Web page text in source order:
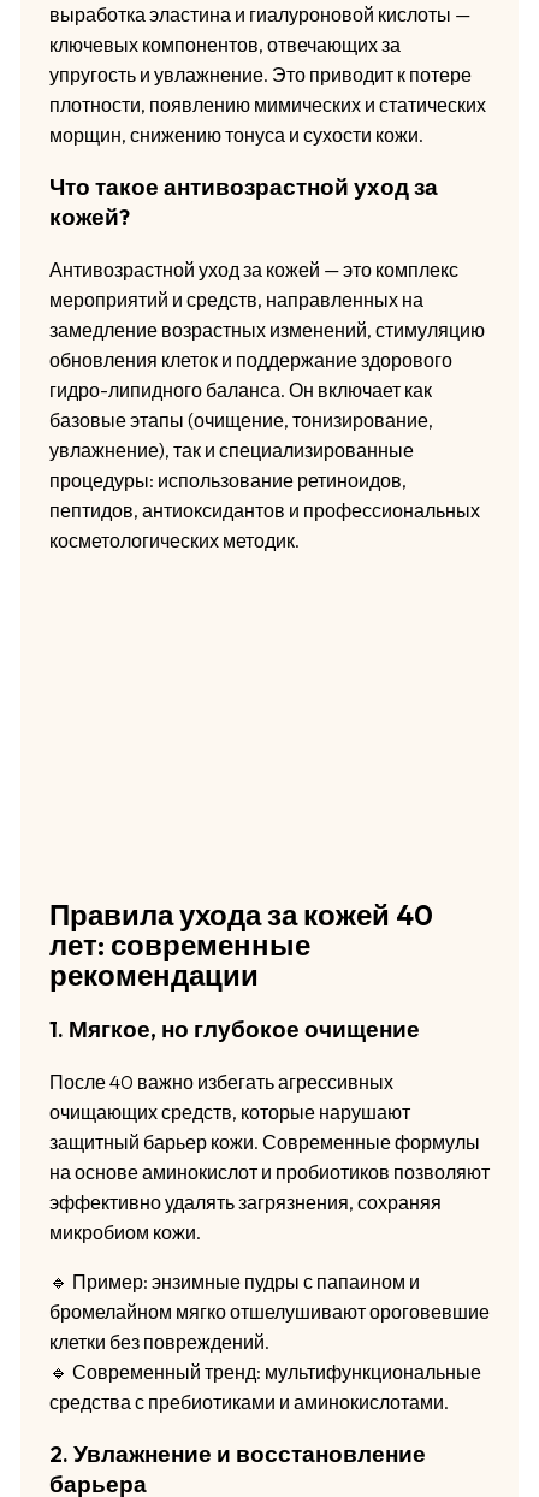
выработка эластина и гиалуроновой кислоты —
ключевых компонентов, отвечающих за
упругость и увлажнение. Это приводит к потере
плотности, появлению мимических и статических
морщин, снижению тонуса и сухости кожи.
Что такое антивозрастной уход за
кожей?
Антивозрастной уход за кожей — это комплекс
мероприятий и средств, направленных на
замедление возрастных изменений, стимуляцию
обновления клеток и поддержание здорового
гидро-липидного баланса. Он включает как
базовые этапы (очищение, тонизирование,
увлажнение), так и специализированные
процедуры: использование ретиноидов,
пептидов, антиоксидантов и профессиональных
косметологических методик.
Правила ухода за кожей 40
лет: современные
рекомендации
1. Мягкое, но глубокое очищение
После 40 важно избегать агрессивных
очищающих средств, которые нарушают
защитный барьер кожи. Современные формулы
на основе аминокислот и пробиотиков позволяют
эффективно удалять загрязнения, сохраняя
микробиом кожи.
🔹 Пример: энзимные пудры с папаином и
бромелайном мягко отшелушивают ороговевшие
клетки без повреждений.
🔹 Современный тренд: мультифункциональные
средства с пребиотиками и аминокислотами.
2. Увлажнение и восстановление
барьера